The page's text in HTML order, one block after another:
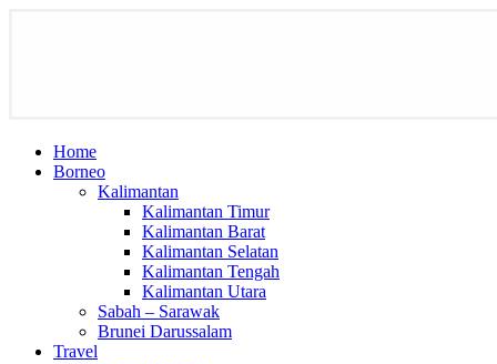
Home
Borneo
Kalimantan
Kalimantan Timur
Kalimantan Barat
Kalimantan Selatan
Kalimantan Tengah
Kalimantan Utara
Sabah – Sarawak
Brunei Darussalam
Travel